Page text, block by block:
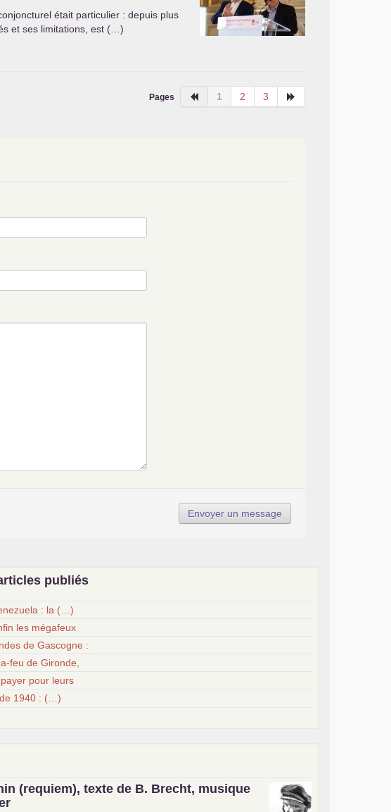
était particulier : depuis plus
et ses limitations, est (…)
Pages 1 2 3
publiés
: la (…)
les mégafeux
de Gascogne :
feu de Gironde,
pour leurs
1940 : (…)
(requiem), texte de B. Brecht, musique